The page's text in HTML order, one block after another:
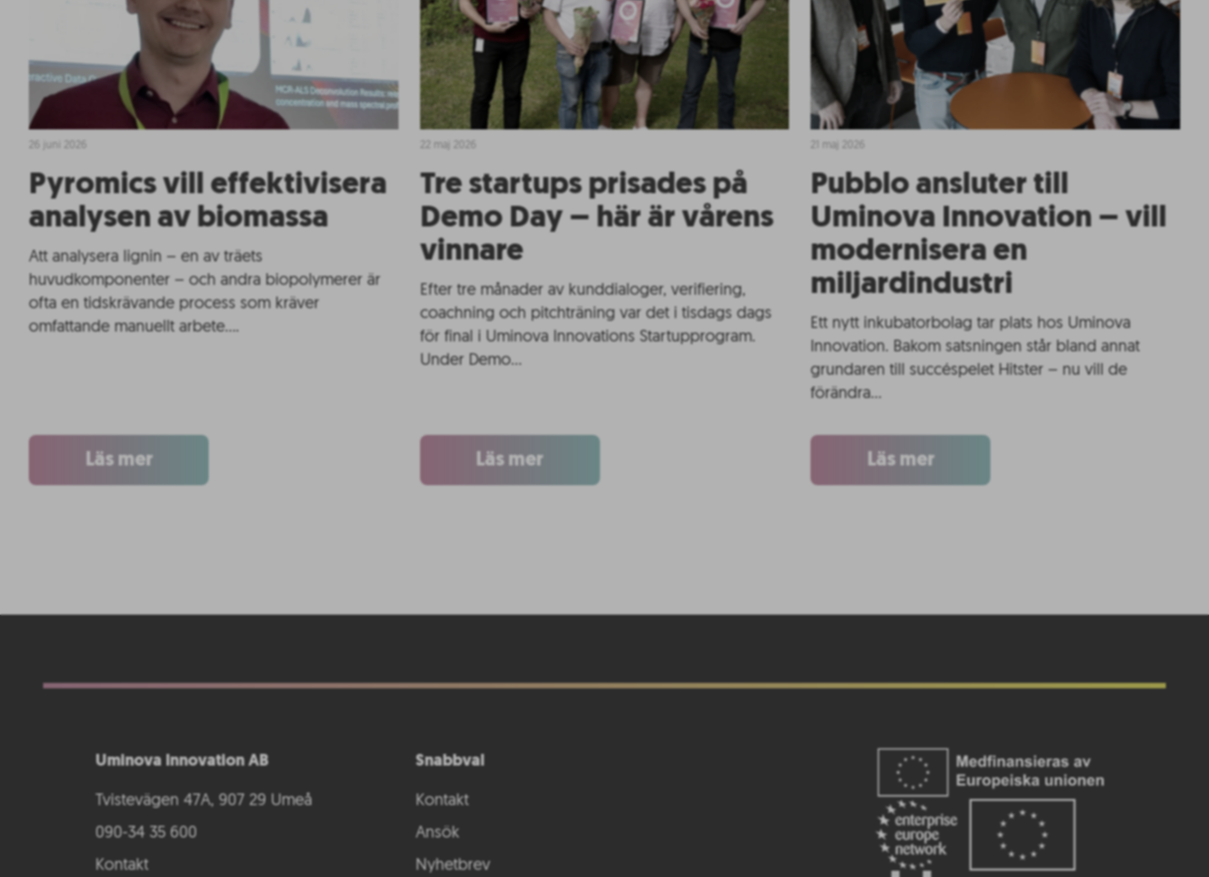
Pyromics vill effektivisera
analysen av biomassa
Att analysera lignin – en av träets
huvudkomponenter – och andra biopolymerer är
ofta en tidskrävande process som kräver
omfattande manuellt arbete….
Läs mer
Tre startups prisades på
Demo Day – här är vårens
vinnare
Efter tre månader av kunddialoger, verifiering,
coachning och pitchträning var det i tisdags dags
för final i Uminova Innovations Startupprogram.
Under Demo…
Läs mer
Pubblo ansluter till
Uminova Innovation – vill
modernisera en
miljardindustri
Ett nytt inkubatorbolag tar plats hos Uminova
Innovation. Bakom satsningen står bland annat
grundaren till succéspelet Hitster – nu vill de
förändra…
Läs mer
Uminova Innovation AB
Tvistevägen 47A, 907 29 Umeå
090-34 35 600
Kontakt
Snabbval
Kontakt
Ansök
Nyhetbrev